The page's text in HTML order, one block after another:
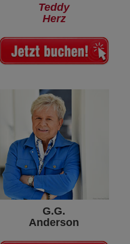
Teddy
Herz
G.G.
Anderson